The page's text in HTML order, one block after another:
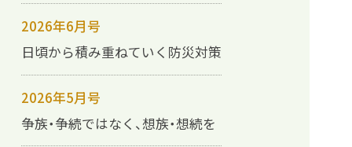
2026年6月号
日頃から積み重ねていく防災対策
2026年5月号
争族・争続ではなく、想族・想続を